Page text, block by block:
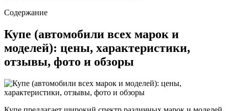
Содержание
Купе (автомобили всех марок и
моделей): цены, характеристики,
отзывы, фото и обзоры